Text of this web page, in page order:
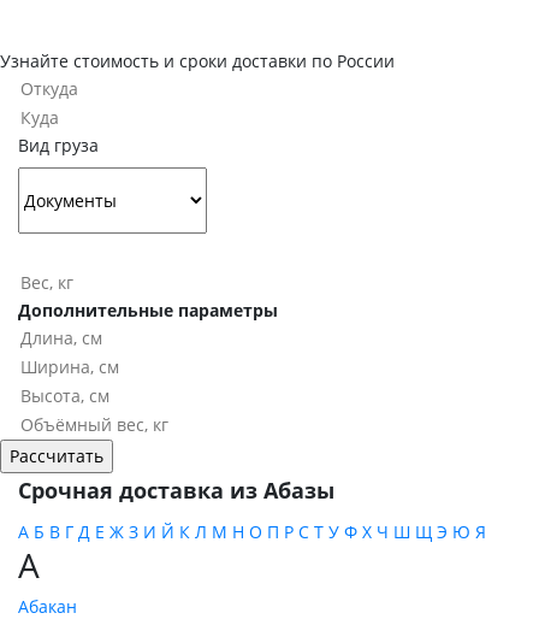
Узнайте стоимость и сроки доставки по России
Вид груза
Дополнительные параметры
Срочная доставка из Абазы
А Б В Г Д Е Ж З И Й К Л М Н О П Р С Т У Ф Х Ч Ш Щ Э Ю Я
А
Абакан